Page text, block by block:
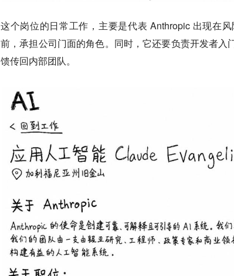
这个岗位的日常工作，主要是代表 Anthropic 出现在
前，承担公司门面的角色。同时，它还要负责开发者入
馈传回内部团队。